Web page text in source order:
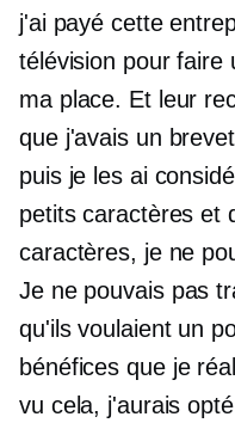
j'ai payé cette
télévision pour faire
ma place. Et leur
que j'avais un
puis je les ai
petits caractères et
caractères, je ne
Je ne pouvais pas
qu'ils voulaient un
bénéfices que je
vu cela, j'aurais